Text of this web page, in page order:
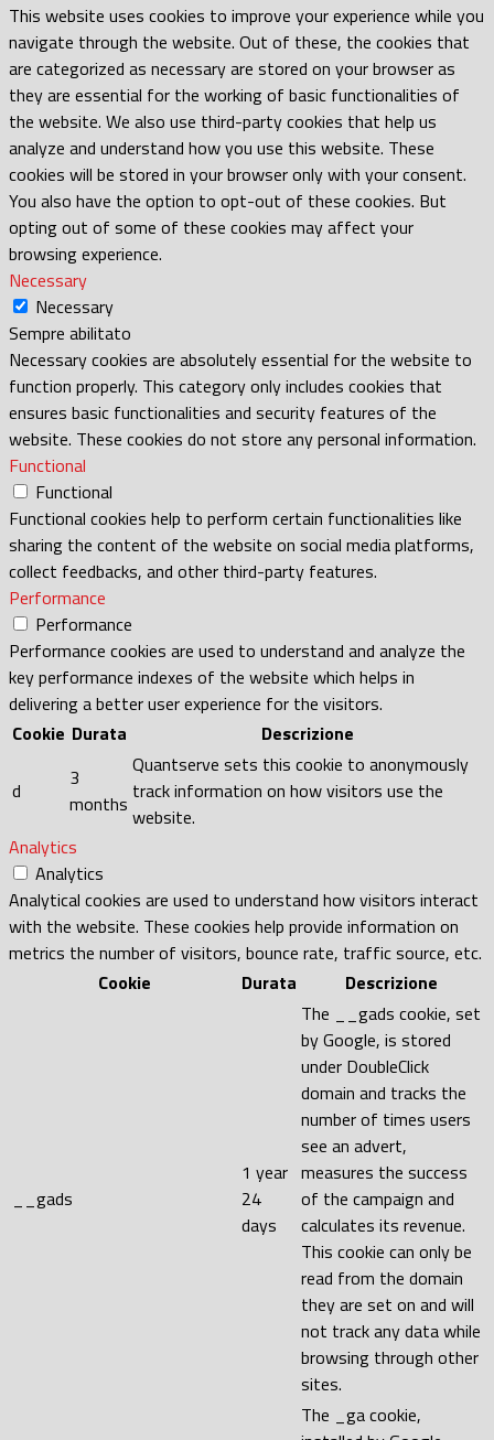
This website uses cookies to improve your experience while you
navigate through the website. Out of these, the cookies that
are categorized as necessary are stored on your browser as
they are essential for the working of basic functionalities of
the website. We also use third-party cookies that help us
analyze and understand how you use this website. These
cookies will be stored in your browser only with your consent.
You also have the option to opt-out of these cookies. But
opting out of some of these cookies may affect your
browsing experience.
Necessary
Necessary
Sempre abilitato
Necessary cookies are absolutely essential for the website to
function properly. This category only includes cookies that
ensures basic functionalities and security features of the
website. These cookies do not store any personal information.
Functional
Functional
Functional cookies help to perform certain functionalities like
sharing the content of the website on social media platforms,
collect feedbacks, and other third-party features.
Performance
Performance
Performance cookies are used to understand and analyze the
key performance indexes of the website which helps in
delivering a better user experience for the visitors.
Cookie Durata Descrizione
d
3
months
Quantserve sets this cookie to anonymously
track information on how visitors use the
website.
Analytics
Analytics
Analytical cookies are used to understand how visitors interact
with the website. These cookies help provide information on
metrics the number of visitors, bounce rate, traffic source, etc.
Cookie
Durata Descrizione
__gads
1 year
24
days
The __gads cookie, set
by Google, is stored
under DoubleClick
domain and tracks the
number of times users
see an advert,
measures the success
of the campaign and
calculates its revenue.
This cookie can only be
read from the domain
they are set on and will
not track any data while
browsing through other
sites.
The _ga cookie,